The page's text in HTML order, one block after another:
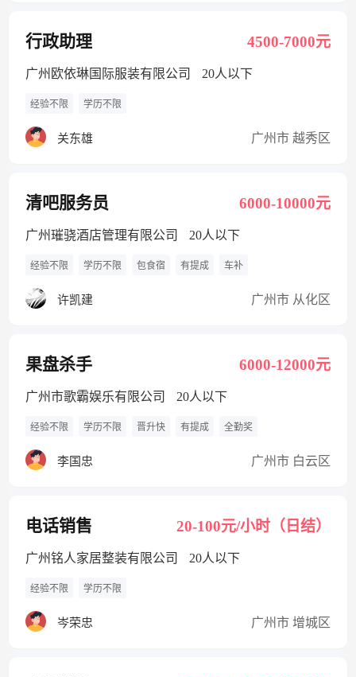
行政助理 4500-7000元
广州欧依琳国际服装有限公司 20人以下
经验不限 学历不限
关东雄 广州市 越秀区
清吧服务员 6000-10000元
广州璀骁酒店管理有限公司 20人以下
经验不限 学历不限 包食宿 有提成 车补
许凯建 广州市 从化区
果盘杀手 6000-12000元
广州市歌霸娱乐有限公司 20人以下
经验不限 学历不限 晋升快 有提成 全勤奖
李国忠 广州市 白云区
电话销售 20-100元/小时（日结）
广州铭人家居整装有限公司 20人以下
经验不限 学历不限
岑荣忠 广州市 增城区